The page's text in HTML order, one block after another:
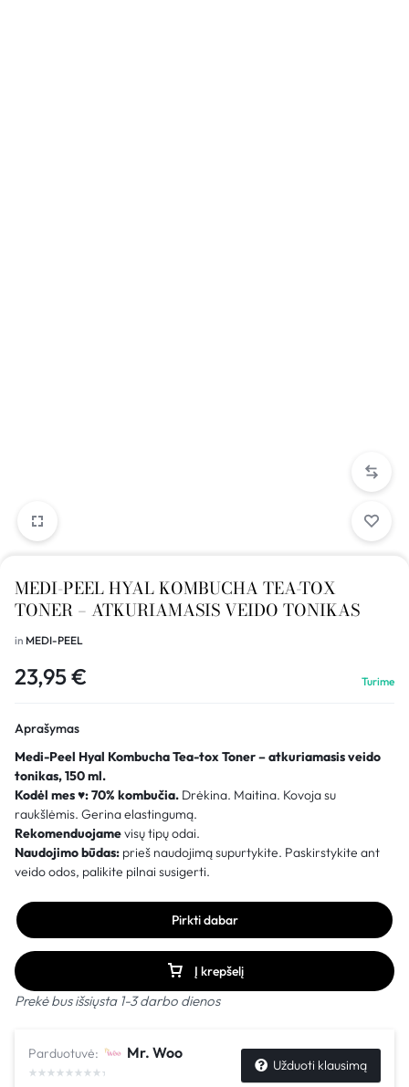
MEDI-PEEL HYAL KOMBUCHA TEA-TOX
TONER – ATKURIAMASIS VEIDO TONIKAS
in MEDI-PEEL
23,95€ Turime
Aprašymas
Medi-Peel Hyal Kombucha Tea-tox Toner – atkuriamasis veido
tonikas, 150 ml.
Kodėl mes♥:70% kombučia. Drėkina. Maitina. Kovoja su
raukšlėmis. Gerina elastingumą.
Rekomenduojamevisų tipų odai.
Naudojimo būdas: prieš naudojimą supurtykite. Paskirstykite ant
veido odos, palikite pilnai susigerti.
Į krepšelį
Pirkti dabar
Prekė bus išsiųsta 1-3 darbo dienos
Parduotuvė: Mr. Woo
Užduoti klausimą